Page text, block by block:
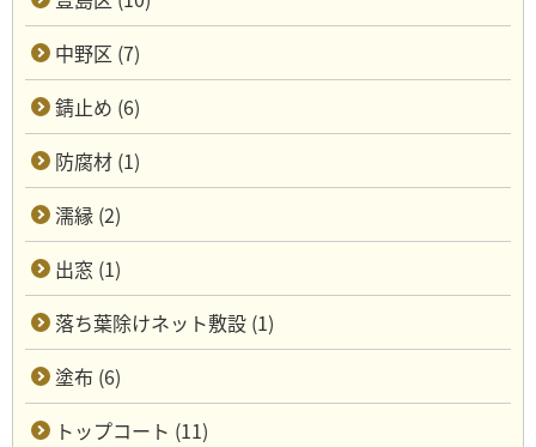
中野区 (7)
錆止め (6)
防腐材 (1)
濡縁 (2)
出窓 (1)
落ち葉除けネット敷設 (1)
塗布 (6)
トップコート (11)